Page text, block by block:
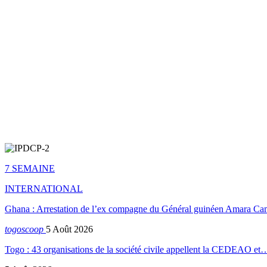
7 SEMAINE
INTERNATIONAL
Ghana : Arrestation de l’ex compagne du Général guinéen Amara
togoscoop 5 Août 2026
Togo : 43 organisations de la société civile appellent la CEDEAO